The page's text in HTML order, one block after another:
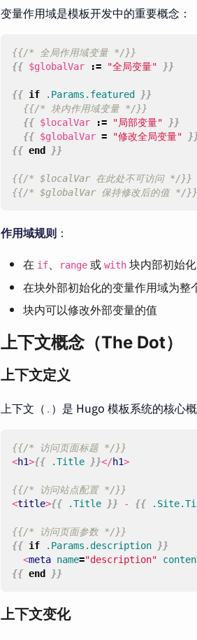
变量作用域是模板开发中的重要概念：
{{/* 全局作用域变量 */}}
{{ $globalVar := "全局变量" }}
{{ if .Params.featured
}}
{{/* 块内作用域变量 */}}
{{ $localVar := "局部变量"
}}
{{ $globalVar = "修改全局变量"
{{ end }}
{{/* $localVar 在此处不可访问 */}}
{{/* $globalVar 保持修改后的值 */}}
作用域规则 ：
在 if、 range 或 with 块内部初始
在块外部初始化的变量作用域为整
块内可以修改外部变量的值
上下文概念（The Dot）
上下文定义
上下文（ . ）是 Hugo 模板系统的核心
{{/* 访问页面标题 */}}
<h1>{{ .Title }}</h1>
{{/* 访问站点配置 */}}
<title>{{ .Title }} - {{
{{/* 访问页面参数 */}}
{{ if .Params.description
}}
<meta name="description"
{{ end }}
上下文变化